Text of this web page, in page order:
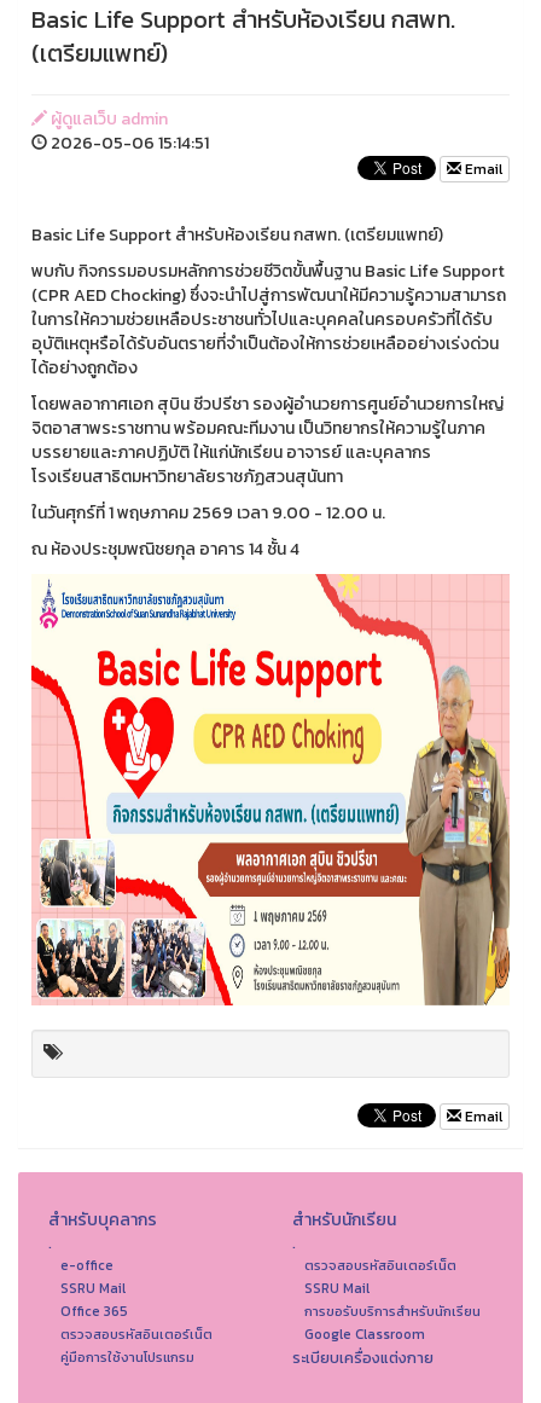
Basic Life Support สำหรับห้องเรียน กสพท.
(เตรียมแพทย์)
ผู้ดูแลเว็บ admin
2026-05-06 15:14:51
Email
Basic Life Support สำหรับห้องเรียน กสพท. (เตรียมแพทย์)
พบกับ กิจกรรมอบรมหลักการช่วยชีวิตขั้นพื้นฐาน Basic Life Support
(CPR AED Chocking) ซึ่งจะนําไปสู่การพัฒนาให้มีความรู้ความสามารถ
ในการให้ความช่วยเหลือประชาชนทั่วไปและบุคคลในครอบครัวที่ได้รับ
อุบัติเหตุหรือได้รับอันตรายที่จําเป็นต้องให้การช่วยเหลืออย่างเร่งด่วน
ได้อย่างถูกต้อง
โดยพลอากาศเอก สุบิน ชีวปรีชา รองผู้อำนวยการศูนย์อำนวยการใหญ่
จิตอาสาพระราชทาน พร้อมคณะทีมงาน เป็นวิทยากรให้ความรู้ในภาค
บรรยายและภาคปฏิบัติ ให้แก่นักเรียน อาจารย์ และบุคลากร
โรงเรียนสาธิตมหาวิทยาลัยราชภัฏสวนสุนันทา
ในวันศุกร์ที่ 1 พฤษภาคม 2569 เวลา 9.00 - 12.00 น.
ณ ห้องประชุมพณิชยกุล อาคาร 14 ชั้น 4
Email
สำหรับบุคลากร
.
e-office
SSRU Mail
Office 365
ตรวจสอบรหัสอินเตอร์เน็ต
คู่มือการใช้งานโปรแกรม
สำหรับนักเรียน
.
ตรวจสอบรหัสอินเตอร์เน็ต
SSRU Mail
การขอรับบริการสำหรับนักเรียน
Google Classroom
ระเบียบเครื่องแต่งกาย